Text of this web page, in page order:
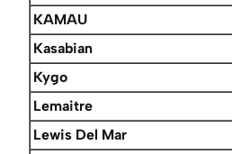
KAMAU
Kasabian
Kygo
Lemaitre
Lewis Del Mar